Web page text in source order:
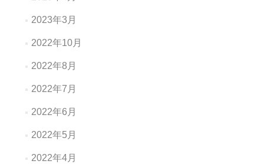
2023年3月
2022年10月
2022年8月
2022年7月
2022年6月
2022年5月
2022年4月